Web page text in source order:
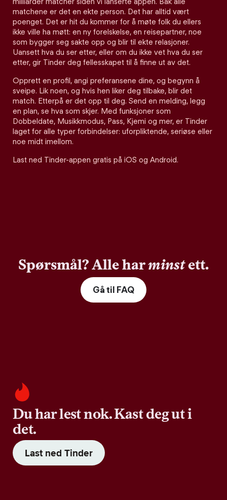
matchene er det en ekte person. Det har alltid vært
poenget. Det er hit du kommer for å møte folk du ellers
ikke ville ha møtt: en ny forelskelse, en reisepartner, noe
som bygger seg sakte opp og blir til ekte relasjoner.
Uansett hva du ser etter, eller om du ikke vet hva du ser
etter, gir Tinder deg fellesskapet til å finne ut av det.
Opprett en profil, angi preferansene dine, og begynn å
sveipe. Lik noen, og hvis hen liker deg tilbake, blir det
match. Etterpå er det opp til deg. Send en melding, legg
en plan, se hva som skjer. Med funksjoner som
Dobbeldate, Musikkmodus, Pass, Kjemi og mer, er Tinder
laget for alle typer forbindelser: uforpliktende, seriøse eller
noe midt imellom.
Last ned Tinder-appen gratis på iOS og Android.
Spørsmål? Alle harminstett.
Gå til FAQ
Du har lest nok. Kast deg ut i
det.
Last ned Tinder